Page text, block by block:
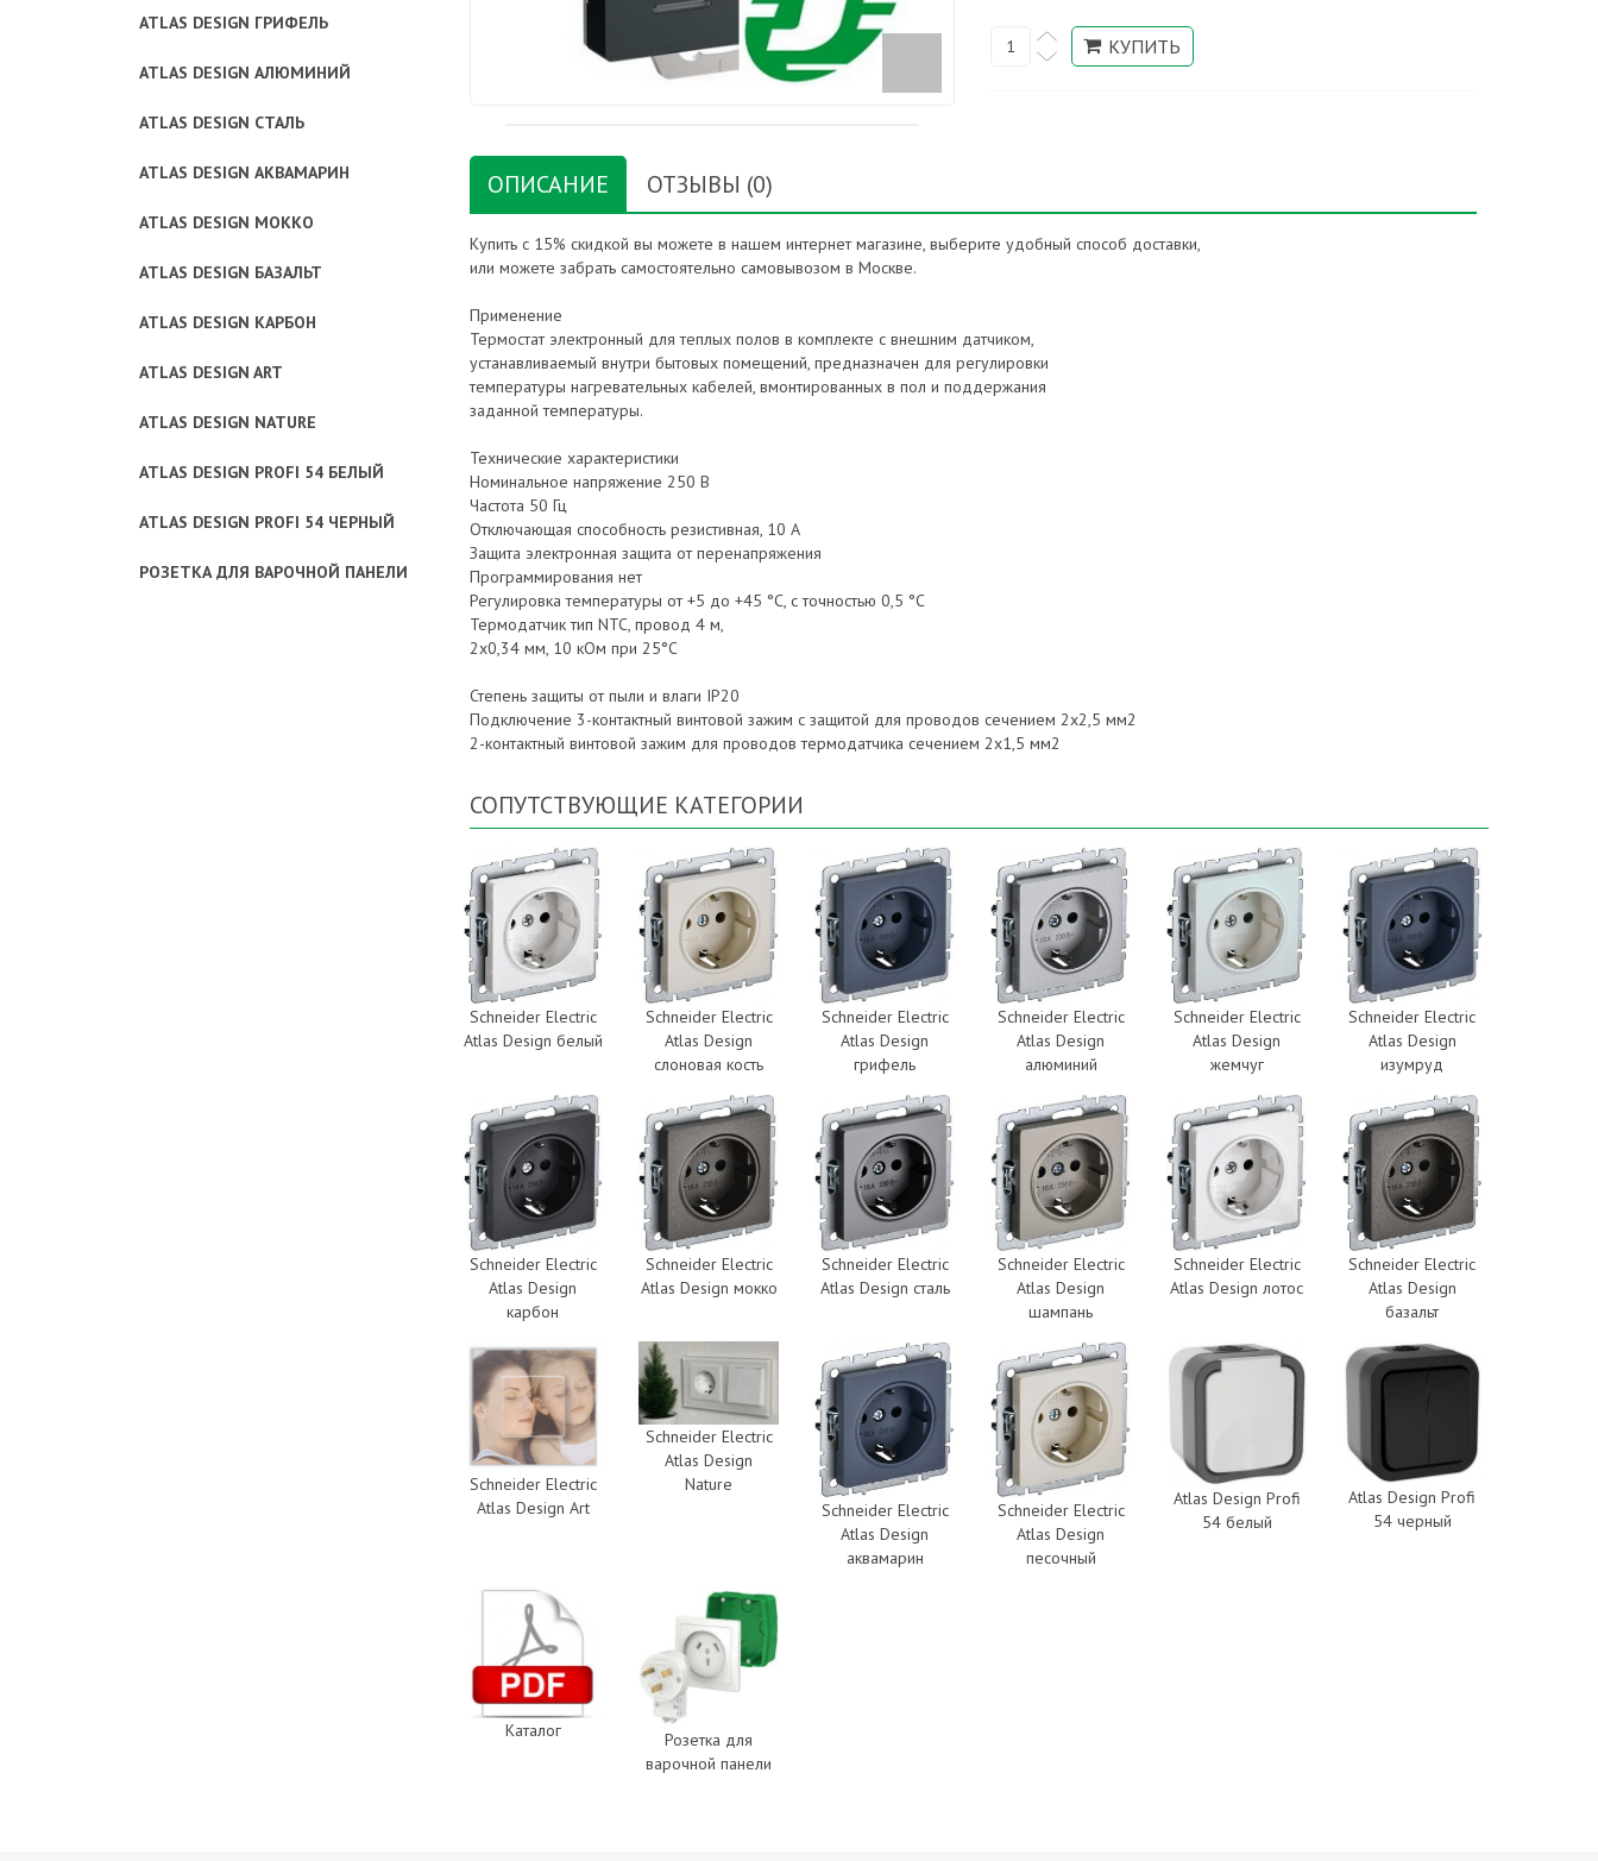
ОПИСАНИЕ ОТЗЫВЫ (0)
Купить с 15% скидкой вы можете в нашем интернет магазине, выберите удобный способ доставки,
или можете забрать самостоятельно самовывозом в Москве.
Применение
Термостат электронный для теплых полов в комплекте с внешним датчиком,
устанавливаемый внутри бытовых помещений, предназначен для регулировки
температуры нагревательных кабелей, вмонтированных в пол и поддержания
заданной температуры.
Технические характеристики
Номинальное напряжение 250 В
Частота 50 Гц
Отключающая способность резистивная, 10 A
Защита электронная защита от перенапряжения
Программирования нет
Регулировка температуры от +5 до +45 °С, с точностью 0,5 °С
Термодатчик тип NTC, провод 4 м,
2х0,34 мм, 10 кОм при 25°С
Степень защиты от пыли и влаги IP20
Подключение 3-контактный винтовой зажим с защитой для проводов сечением 2х2,5 мм2
2-контактный винтовой зажим для проводов термодатчика сечением 2х1,5 мм2
СОПУТСТВУЮЩИЕ КАТЕГОРИИ
Schneider Electric
Atlas Design белый
Schneider Electric
Atlas Design
слоновая кость
Schneider Electric
Atlas Design
грифель
Schneider Electric
Atlas Design
алюминий
Schneider Electric
Atlas Design
жемчуг
Schneider Electric
Atlas Design
изумруд
Schneider Electric
Atlas Design
карбон
Schneider Electric
Atlas Design мокко
Schneider Electric
Atlas Design сталь
Schneider Electric
Atlas Design
шампань
Schneider Electric
Atlas Design лотос
Schneider Electric
Atlas Design
базальт
Schneider Electric
Atlas Design Art
Schneider Electric
Atlas Design
Nature
Schneider Electric
Atlas Design
аквамарин
Schneider Electric
Atlas Design
песочный
Atlas Design Profi
54 белый
Atlas Design Profi
54 черный
Каталог
Розетка для
варочной панели
ATLAS DESIGN ГРИФЕЛЬ
ATLAS DESIGN АЛЮМИНИЙ
ATLAS DESIGN СТАЛЬ
ATLAS DESIGN АКВАМАРИН
ATLAS DESIGN МОККО
ATLAS DESIGN БАЗАЛЬТ
ATLAS DESIGN КАРБОН
ATLAS DESIGN ART
ATLAS DESIGN NATURE
ATLAS DESIGN PROFI 54 БЕЛЫЙ
ATLAS DESIGN PROFI 54 ЧЕРНЫЙ
РОЗЕТКА ДЛЯ ВАРОЧНОЙ ПАНЕЛИ